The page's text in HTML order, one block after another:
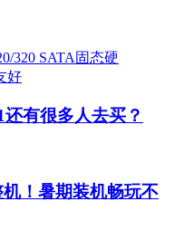
有很多人去买？
！暑期装机畅玩不